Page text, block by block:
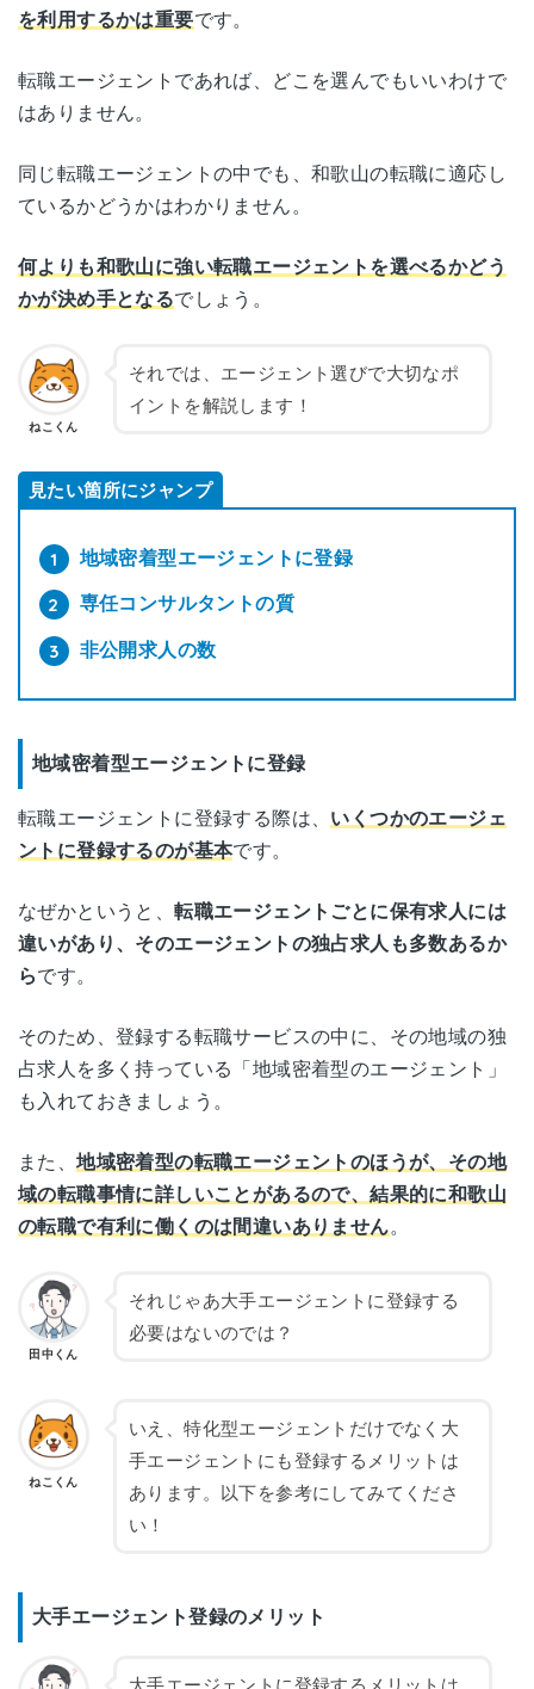
を利用するかは重要です。
転職エージェントであれば、どこを選んでもいいわけで
はありません。
同じ転職エージェントの中でも、和歌山の転職に適応し
ているかどうかはわかりません。
何よりも和歌山に強い転職エージェントを選べるかどう
かが決め手となるでしょう。
ねこくん
それでは、エージェント選びで大切なポ
イントを解説します！
見たい箇所にジャンプ
地域密着型エージェントに登録
専任コンサルタントの質
非公開求人の数
地域密着型エージェントに登録
転職エージェントに登録する際は、 いくつかのエージェ
ントに登録するのが基本です。
なぜかというと、転職エージェントごとに保有求人には
違いがあり、そのエージェントの独占求人も多数あるか
らです。
そのため、登録する転職サービスの中に、その地域の独
占求人を多く持っている「地域密着型のエージェント」
も入れておきましょう。
また、地域密着型の転職エージェントのほうが、その地
域の転職事情に詳しいことがあるので、結果的に和歌山
の転職で有利に働くのは間違いありません。
田中くん
それじゃあ大手エージェントに登録する
必要はないのでは？
ねこくん
いえ、特化型エージェントだけでなく大
手エージェントにも登録するメリットは
あります。以下を参考にしてみてくださ
い！
大手エージェント登録のメリット